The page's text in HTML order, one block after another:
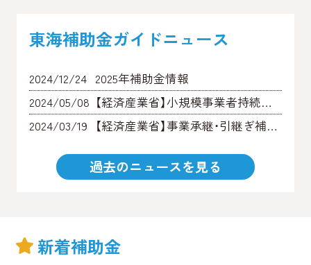
東海補助金ガイドニュース
2024/12/24 2025年補助金情報
2024/05/08
【経済産業省】小規模事業者持続化補助金 16次の公募が開始されました
2024/03/19
【経済産業省】事業承継・引継ぎ補助金 9次公募 の公募要領が公開されました。
過去のニュースを見る
新着補助金